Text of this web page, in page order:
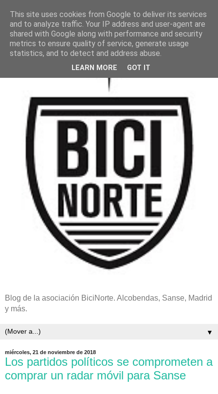
Blog de la asociación BiciNorte. Alcobendas, Sanse, Madrid
y más.
▼
miércoles, 21 de noviembre de 2018
Los partidos políticos se comprometen a
comprar un radar móvil para Sanse
This site uses cookies from Google to deliver its services
and to analyze traffic. Your IP address and user-agent are
shared with Google along with performance and security
metrics to ensure quality of service, generate usage
statistics, and to detect and address abuse.
LEARN MORE GOT IT